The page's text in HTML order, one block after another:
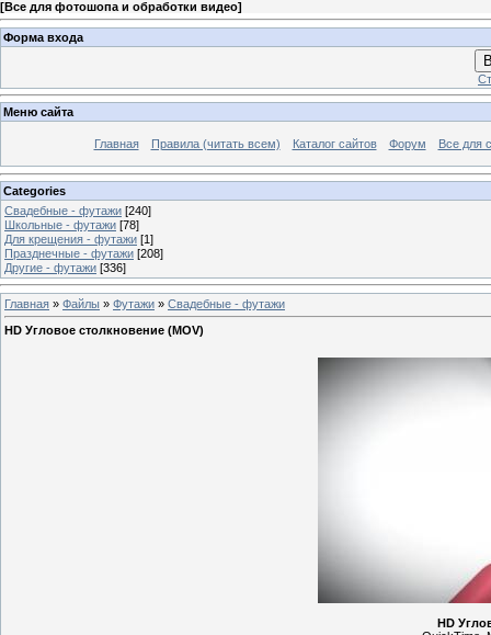
[Все для фотошопа и обработки видео]
Форма входа
Меню сайта
Главная Правила (читать всем) Каталог сайтов Форум Все для
Categories
Свадебные - футажи [240]
Школьные - футажи [78]
Для крещения - футажи [1]
Празднечные - футажи [208]
Другие - футажи [336]
Главная » Файлы » Футажи » Свадебные - футажи
HD Угловое столкновение (MOV)
HD